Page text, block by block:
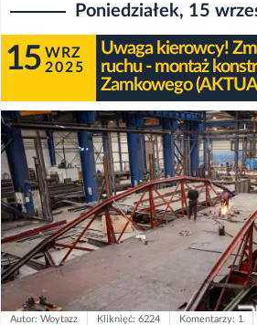
Poniedziałek, 15
15 WRZ
2025
Uwaga kierowcy!
ruchu - montaż
Zamkowego
Autor: Woytazz Kliknięć: 6224 Komentarzy: 1